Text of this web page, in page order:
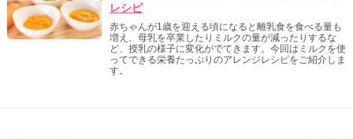
レシピ
赤ちゃんが1歳を迎える頃になると離乳食を食べる量も
増え、母乳を卒業したりミルクの量が減ったりするな
ど、授乳の様子に変化がでてきます。今回はミルクを使
ってできる栄養たっぷりのアレンジレシピをご紹介しま
す。